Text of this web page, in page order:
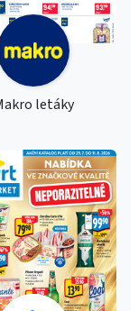
letáky